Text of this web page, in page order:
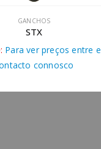
GANCHOS
STX
ver preços entre em
connosco